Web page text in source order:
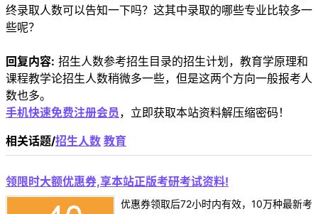
终录取人数可以告知一下吗？这其中录取的哪些专业比较多一
些呢？
回复内容: 招生人数参考招生目录的招生计划，教育学原理和
课程教学论招生人数稍微多一些，但是这两个方向一般报考人
数也多。
手机快速免费注册会员 ，立即获取本站资料解压缩密码！
相关话题/招生人数 教育
领限时大额优惠券,享本站正版考研考试资料!
优惠券领取后72小时内有效，10万种最新考